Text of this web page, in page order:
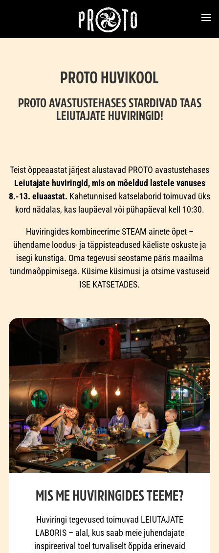
PROTO HUVIKOOL
PROTO AVASTUSTEHASES STARDIVAD TAAS
LEIUTAJATE HUVIRINGID!
Teist õppeaastat järjest alustavad PROTO avastustehases
Leiutajate huviringid, mis on mõeldud lastele vanuses
8.-13. eluaastat. Kahetunnised katselaborid toimuvad üks
kord nädalas, kas laupäeval või pühapäeval kell 10:30.
Huviringides kombineerime STEAM ainete õpet –
ühendame loodus- ja täppisteadused käeliste oskuste ja
isegi kunstiga. Oma tegevusi seostame päris maailma
tundmaõppimisega. Küsime küsimusi ja otsime vastuseid
ISE KATSETADES.
MIS ME HUVIRINGIDES TEEME?
Huviringi tegevused toimuvad LEIUTAJATE
LABORIS – alal, kus saab meie juhendajate
inspireerival toel turvaliselt õppida erinevaid